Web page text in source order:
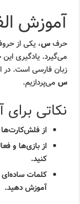
آموزش
حرفس، یکی از
می‌گیرد. یادگیری
زبان فارسی است. در
س می‌پردازیم.
نکاتی
از
از بازی‌ها و
کنید.
کلمات ساده‌ای
آموزش دهید.